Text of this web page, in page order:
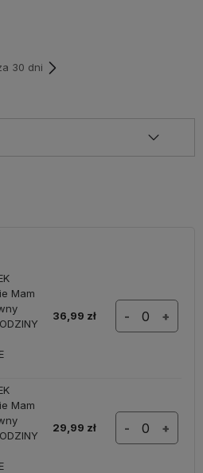
30 dni
Mam
36,99 zł - +
Mam
29,99 zł - +